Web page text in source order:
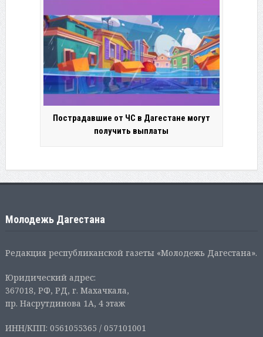
Пострадавшие от ЧС в Дагестане могут
получить выплаты
Молодежь Дагестана
Редакция республиканской газеты «Молодежь Дагестана».
Юридический адрес:
367018, РФ, РД, г. Махачкала,
пр. Насрутдинова 1А, 4 этаж
ИНН/КПП: 0561055365 / 057101001